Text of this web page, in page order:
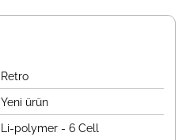
Retro
Yeni ürün
Li-polymer - 6 Cell